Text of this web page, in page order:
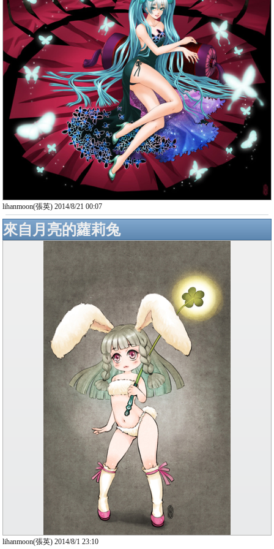
lihanmoon(張英) 2014/8/21 00:07
來自月亮的蘿莉兔
lihanmoon(張英) 2014/8/1 23:10